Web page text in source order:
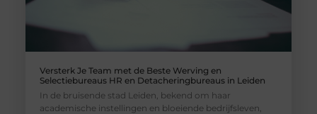
Versterk Je Team met de Beste Werving en
Selectiebureaus HR en Detacheringbureaus in Leiden
In de bruisende stad Leiden, bekend om haar
academische instellingen en bloeiende bedrijfsleven,